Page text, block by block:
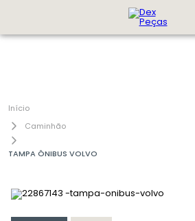
Caminhão
TAMPA ÔNIBUS VOLVO